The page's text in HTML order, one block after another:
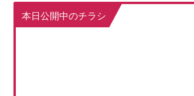
本日公開中のチラシ